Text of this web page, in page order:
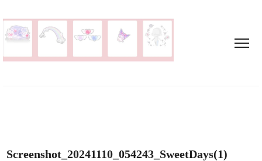
Screenshot_20241110_054243_SweetDays(1)